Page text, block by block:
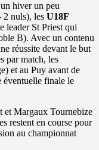
hiver un peu
2 nuls), les U18F
leader St Priest qui
B). Avec un contenu
réussite devant le but
par match, les
et au Puy avant de
éventuelle finale le
et Margaux Tournebize
restent en course pour
au championnat